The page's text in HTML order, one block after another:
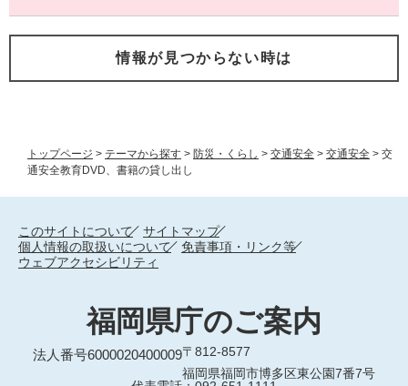
トップページ > テーマから探す > 防災・くらし > 交通安全 > 交通安全 > 交
通安全教育DVD、書籍の貸し出し
情報が見つからない時は
このサイトについて
サイトマップ
個人情報の取扱いについて
免責事項・リンク等
ウェブアクセシビリティ
福岡県庁のご案内
法人番号6000020400009〒812-8577
福岡県福岡市博多区東公園7番7号